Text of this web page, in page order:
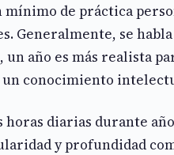
mínimo de práctica
Generalmente, se habla
año es más realista
un conocimiento
horas diarias durante
y profundidad